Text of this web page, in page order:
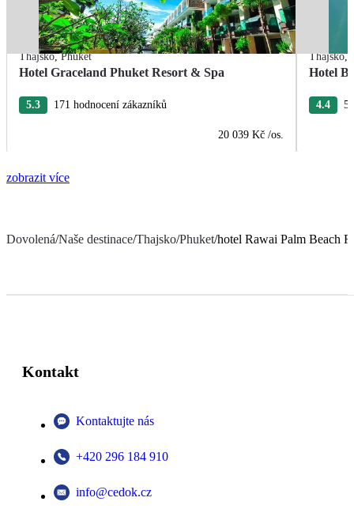
Thajsko,Phuket
Hotel Graceland Phuket Resort & Spa
5.3 171 hodnocení zákazníků
20 039 Kč /os.
Thajsko,
Hotel
4.4 5
zobrazit více
Dovolená/Naše destinace/Thajsko/Phuket/hotel Rawai Palm Beach
Kontakt
Kontaktujte nás
+420 296 184 910
info@cedok.cz